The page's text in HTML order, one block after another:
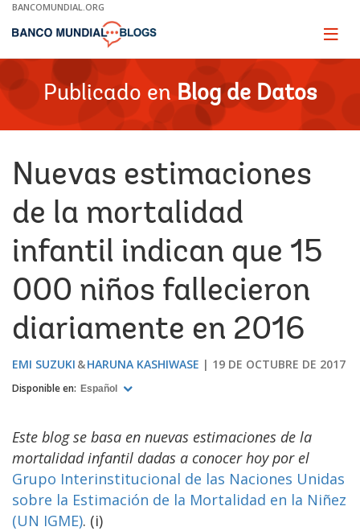
Skip
Main
BANCOMUNDIAL.ORG
Page
Publicado en Blog de Datos
Nuevas estimaciones
de la mortalidad
infantil indican que 15
000 niños fallecieron
diariamente en 2016
EMI SUZUKI HARUNA KASHIWASE 19 DE OCTUBRE DE 2017
Disponible en: Español
Este blog se basa en nuevas estimaciones de la
mortalidad infantil dadas a conocer hoy por el
Grupo Interinstitucional de las Naciones Unidas
sobre la Estimación de la Mortalidad en la Niñez
(UN IGME). (i)